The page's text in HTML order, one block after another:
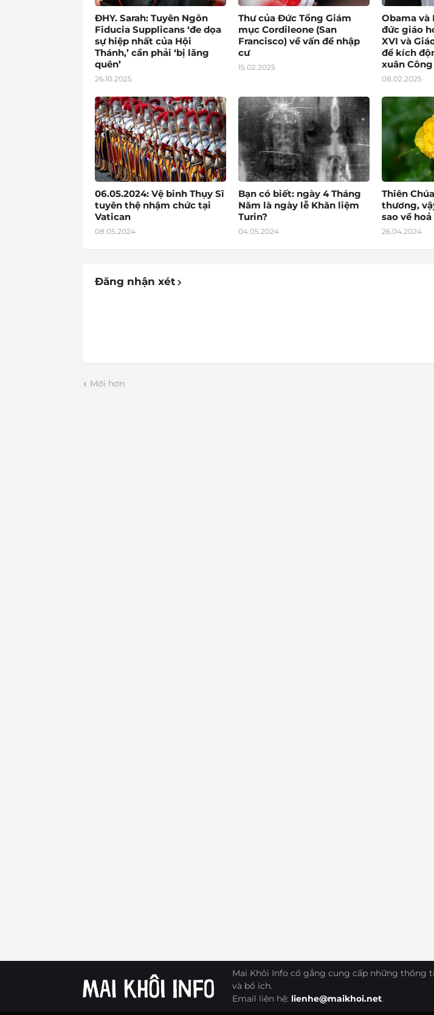
ĐHY. Sarah: Tuyên Ngôn
Fiducia Supplicans ‘đe dọa
sự hiệp nhất của Hội
Thánh,’ cần phải ‘bị lãng
quên’
26.10.2025
Thư của Đức Tổng Giám
mục Cordileone (San
Francisco) về vấn đề nhập
cư
15.02.2025
Obama và
đức giáo
XVI và
để kích
xuân
08.02.2025
06.05.2024: Vệ binh Thụy Sĩ
tuyên thệ nhậm chức tại
Vatican
08.05.2024
Bạn có biết: ngày 4 Tháng
Năm là ngày lễ Khăn liệm
Turin?
04.05.2024
Thiên
thương,
sao về
26.04.2024
Đăng nhận xét
Mới hơn
Mai Khôi Info cố gắng cung cấp những thông
và bổ ích.
Email liên hệ: lienhe@maikhoi.net.